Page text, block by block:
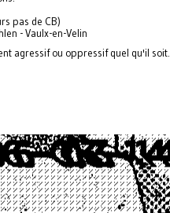
pas de CB)
- Vaulx-en-Velin
agressif ou oppressif quel qu'il soit.